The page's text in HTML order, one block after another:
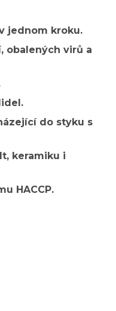
jednom kroku.
obalených virů a
do styku s
keramiku i
HACCP.